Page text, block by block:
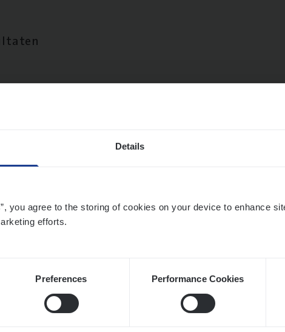
Details
you agree to the storing of cookies on your device to enhance
efforts.
Preferences Performance Cookies